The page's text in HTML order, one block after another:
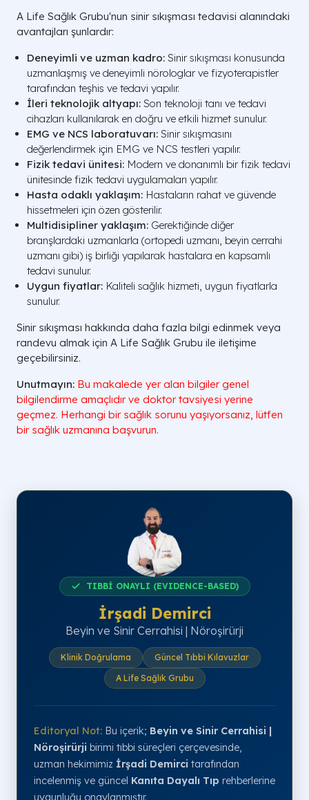
A Life Sağlık Grubu'nun sinir sıkışması tedavisi alanındaki
avantajları şunlardır:
Deneyimli ve uzman kadro: Sinir sıkışması konusunda
uzmanlaşmış ve deneyimli nörologlar ve fizyoterapistler
tarafından teşhis ve tedavi yapılır.
İleri teknolojik altyapı: Son teknoloji tanı ve tedavi
cihazları kullanılarak en doğru ve etkili hizmet sunulur.
EMG ve NCS laboratuvarı: Sinir sıkışmasını
değerlendirmek için EMG ve NCS testleri yapılır.
Fizik tedavi ünitesi: Modern ve donanımlı bir fizik tedavi
ünitesinde fizik tedavi uygulamaları yapılır.
Hasta odaklı yaklaşım: Hastaların rahat ve güvende
hissetmeleri için özen gösterilir.
Multidisipliner yaklaşım: Gerektiğinde diğer
branşlardaki uzmanlarla (ortopedi uzmanı, beyin cerrahi
uzmanı gibi) iş birliği yapılarak hastalara en kapsamlı
tedavi sunulur.
Uygun fiyatlar: Kaliteli sağlık hizmeti, uygun fiyatlarla
sunulur.
Sinir sıkışması hakkında daha fazla bilgi edinmek veya
randevu almak için A Life Sağlık Grubu ile iletişime
geçebilirsiniz.
Unutmayın: Bu makalede yer alan bilgiler genel
bilgilendirme amaçlıdır ve doktor tavsiyesi yerine
geçmez. Herhangi bir sağlık sorunu yaşıyorsanız, lütfen
bir sağlık uzmanına başvurun.
TIBBİ ONAYLI (EVIDENCE-BASED)
İrşadi Demirci
Beyin ve Sinir Cerrahisi | Nöroşirürji
Klinik Doğrulama
Güncel Tıbbi Kılavuzlar
A Life Sağlık Grubu
Editoryal Not: Bu içerik; Beyin ve Sinir Cerrahisi |
Nöroşirürji birimi tıbbi süreçleri çerçevesinde,
uzman hekimimiz İrşadi Demirci tarafından
incelenmiş ve güncel Kanıta Dayalı Tıp rehberlerine
uygunluğu onaylanmıştır.